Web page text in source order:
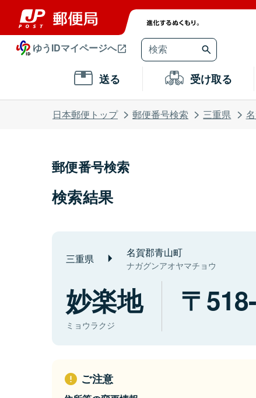
ゆうIDマイページへ
送る 受け取る
日本郵便トップ 郵便番号検索 三重県
郵便番号検索
検索結果
三重県 名賀郡青山町
ナガグンアオヤマチョウ
妙楽地
ミョウラクジ
ご注意